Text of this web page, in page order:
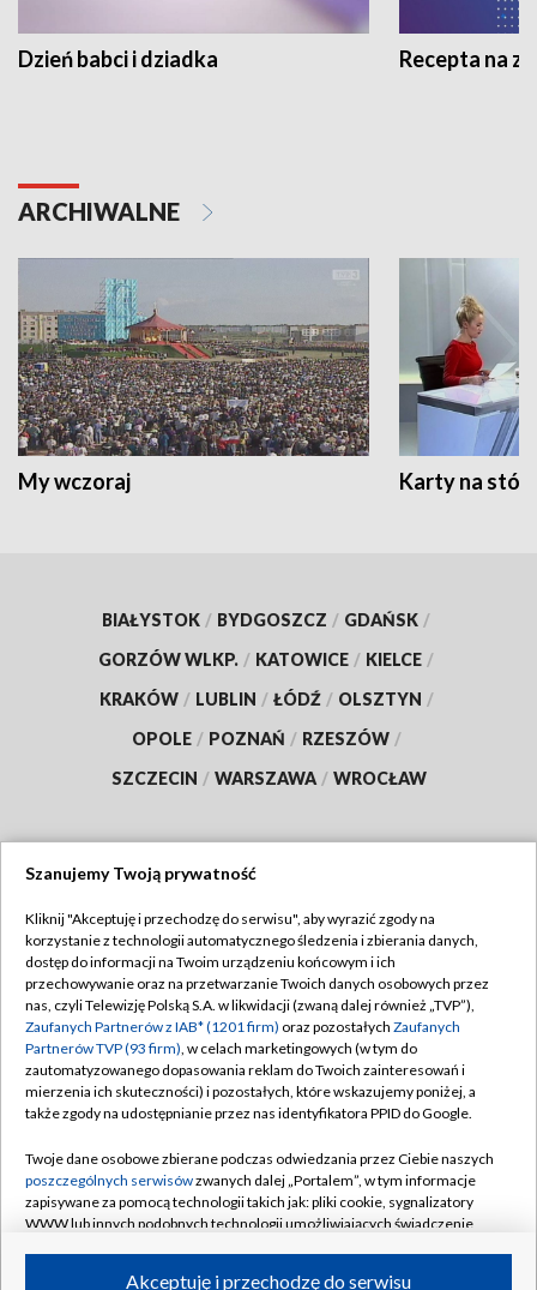
Dzień babci i dziadka Recepta na
ARCHIWALNE
My wczoraj Karty na
BIAŁYSTOK / BYDGOSZCZ / GDAŃSK /
GORZÓW WLKP. / KATOWICE / KIELCE /
KRAKÓW / LUBLIN / ŁÓDŹ / OLSZTYN /
OPOLE / POZNAŃ / RZESZÓW /
SZCZECIN / WARSZAWA / WROCŁAW
TVP
Abonament TVP
Emisja w TVP
Centrum informacji TVP
Naziemna Telewizja Cyfrowa
Rada Programowa
System NOS
Informacje o nadawcy
Regulamin TVP
Polityka prywatności
Moje zgody
Pomoc
Kontakt
Kanały
Szanujemy Twoją prywatność
Kliknij "Akceptuję i przechodzę do serwisu", aby wyrazić zgody na
korzystanie z technologii automatycznego śledzenia i zbierania danych,
dostęp do informacji na Twoim urządzeniu końcowym i ich
przechowywanie oraz na przetwarzanie Twoich danych osobowych przez
nas, czyli Telewizję Polską S.A. w likwidacji (zwaną dalej również „TVP”),
Zaufanych Partnerów z IAB* (1201 firm) oraz pozostałych Zaufanych
Partnerów TVP (93 firm), w celach marketingowych (w tym do
zautomatyzowanego dopasowania reklam do Twoich zainteresowań i
mierzenia ich skuteczności) i pozostałych, które wskazujemy poniżej, a
także zgody na udostępnianie przez nas identyfikatora PPID do Google.
Twoje dane osobowe zbierane podczas odwiedzania przez Ciebie naszych
poszczególnych serwisówzwanych dalej „Portalem”, w tym informacje
zapisywane za pomocą technologii takich jak: pliki cookie, sygnalizatory
WWW lub innych podobnych technologii umożliwiających świadczenie
Akceptuję i przechodzę do serwisu